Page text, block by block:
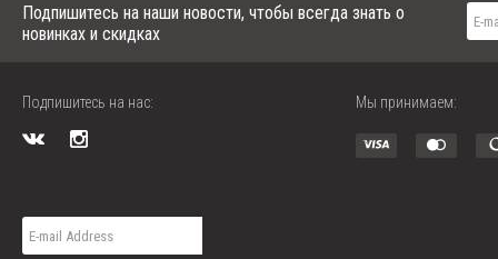
Подпишитесь на наши новости, чтобы всегда знать о
новинках и скидках
Подпишитесь на нас: Мы принимаем: